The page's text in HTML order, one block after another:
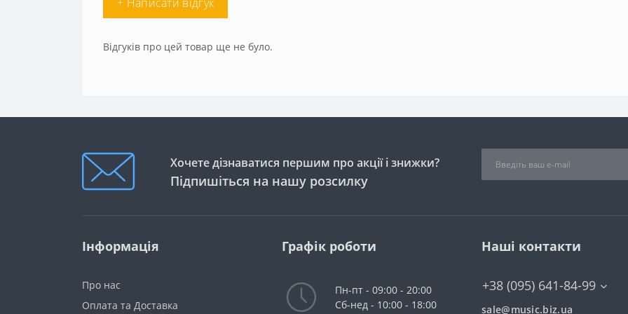
Відгуків про цей товар ще не було.
Хочете дізнаватися першим про акції і знижки?
Підпишіться на нашу розсилку
Інформація
Про нас
Оплата та Доставка
Графік роботи
Пн-пт - 09:00 - 20:00
Сб-нед - 10:00 - 18:00
Наші контакти
+38 (095) 641-84-99
sale@music.biz.ua